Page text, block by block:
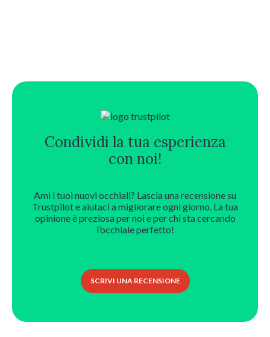
Condividi la tua esperienza
con noi!
Ami i tuoi nuovi occhiali? Lascia una recensione su
Trustpilot e aiutaci a migliorare ogni giorno. La tua
opinione è preziosa per noi e per chi sta cercando
l’occhiale perfetto!
SCRIVI UNA RECENSIONE